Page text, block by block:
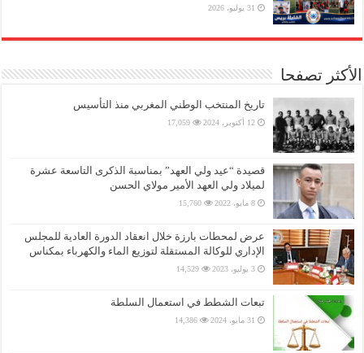
31 يوليو، 2026
الأكثر تصفحا
تاريخ المنتخب الوطني المغربي منذ التأسيس
12 أكتوبر، 2024 17,059
قصيدة “عيد ولي العهد” بمناسبة الذكرى التاسعة عشرة
لميلاد ولي العهد الأمير مولاي الحسن
8 مايو، 2022 15,760
عرض لمحطات بارزة خلال انعقاد الدورة العادية للمجلس
الإداري للوكالة المستقلة لتوزيع الماء والكهرباء بمكناس
3 يوليو، 2023 14,529
تبعات الشطط في استعمال السلطة
31 مايو، 2024 14,386